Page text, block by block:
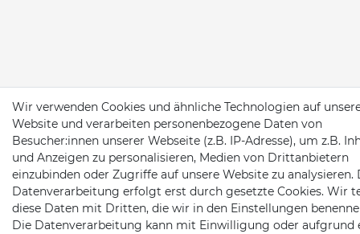
Wir verwenden Cookies und ähnliche Technologien auf
Website und verarbeiten personenbezogene Daten von
Besucher:innen unserer Webseite (z.B. IP-Adresse), um z.B.
und Anzeigen zu personalisieren, Medien von Drittanbietern
einzubinden oder Zugriffe auf unsere Website zu analysieren.
Datenverarbeitung erfolgt erst durch gesetzte Cookies. Wir
diese Daten mit Dritten, die wir in den Einstellungen
Die Datenverarbeitung kann mit Einwilligung oder aufgrund